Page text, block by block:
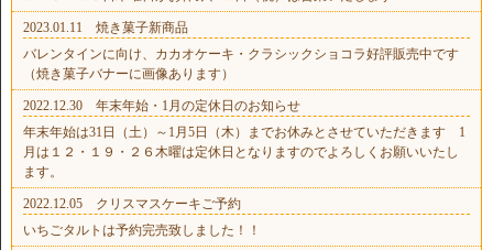
2023.01.11 焼き菓子新商品
バレンタインに向け、カカオケーキ・クラシックショコラ好評販売中です
（焼き菓子バナーに画像あります）
2022.12.30 年末年始・1月の定休日のお知らせ
年末年始は31日（土）～1月5日（木）までお休みとさせていただきます 1
月は１２・１９・２６木曜は定休日となりますのでよろしくお願いいたし
ます。
2022.12.05 クリスマスケーキご予約
いちごタルトは予約完売致しました！！